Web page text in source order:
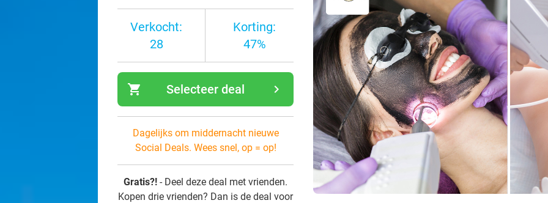
Verkocht:
28
Korting:
47%
shopping_cart navigate_next
Selecteer deal
Dagelijks om middernacht nieuwe
Social Deals. Wees snel, op = op!
Gratis?! - Deel deze deal met vrienden.
Kopen drie vrienden? Dan is de deal voor